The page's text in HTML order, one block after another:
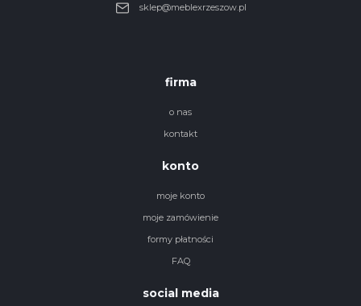
sklep@meblexrzeszow.pl
firma
o nas
kontakt
konto
moje konto
moje zamówienie
formy płatności
FAQ
social media